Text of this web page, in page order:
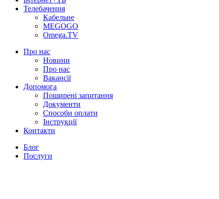
Телебачення
Кабельне
MEGOGO
Omega.TV
Про нас
Новини
Про нас
Вакансії
Допомога
Поширені запитання
Документи
Способи оплати
Інструкції
Контакти
Блог
Послуги